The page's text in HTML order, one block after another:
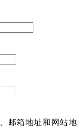
邮箱地址和网站地